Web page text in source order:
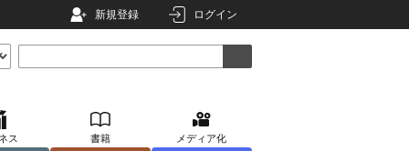
新規登録 ログイン
ス 書籍 メディア化